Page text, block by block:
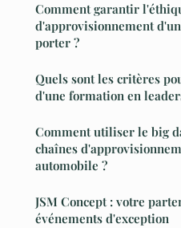
Comment garantir
d'approvisionnement
porter ?
Quels sont les critères
d'une formation en
Comment utiliser le big
chaînes
automobile ?
JSM Concept : votre
événements d'exception